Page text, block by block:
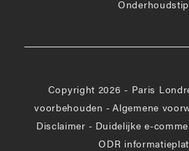
Copyright 2026 - Paris
voorbehouden - Algemene
Disclaimer - Duidelijke e-
ODR